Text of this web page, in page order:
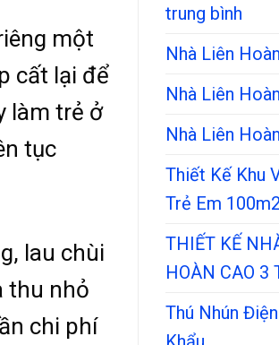
một
cất lại để
làm trẻ ở
tục
lau chùi
thu nhỏ
chi phí
trung bình
Nhà Liên
Nhà Liên
Nhà Liên
Thiết Kế Khu
Trẻ Em 100m2
THIẾT KẾ
HOÀN CAO 3
Thú Nhún